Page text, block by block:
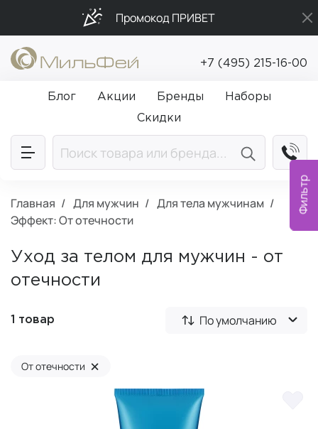
Фильтр
Промокод ПРИВЕТ
Бесплатная доставка от 5 000₽
Подарки в каждый заказ от 5 000₽
+7 (495) 215-16-00
Блог Акции Бренды
Наборы
Скидки
Главная Для мужчин
Для тела мужчинам
Эффект: От отечности
Уход за телом для мужчин - от
отечности
1 товар По умолчанию
От отечности ×